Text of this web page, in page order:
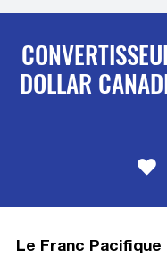
DOLLAR
Le Franc